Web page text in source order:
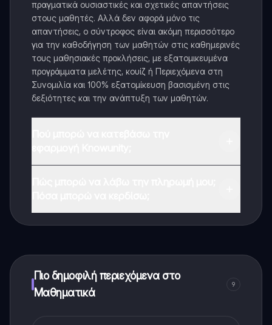
πραγματικά ουσιαστικές και σχετικές απαντήσεις
στους μαθητές. Αλλά δεν αφορά μόνο τις
απαντήσεις, ο σύντροφος είναι ακόμη περισσότερο
για την καθοδήγηση των μαθητών στις καθημερινές
τους μαθησιακές προκλήσεις, με εξατομικευμένα
προγράμματα μελέτης, κουίζ ή Περιεχόμενα στη
Συνομιλία και 100% εξατομίκευση βασισμένη στις
δεξιότητες και την ανάπτυξη των μαθητών.
Πιο δημοφιλή περιεχόμενα στο
Μαθηματικά
9